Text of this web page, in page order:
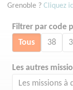
Grenoble ? Cliquez
Filtrer par code
Tous 38
Les autres
Les missions à